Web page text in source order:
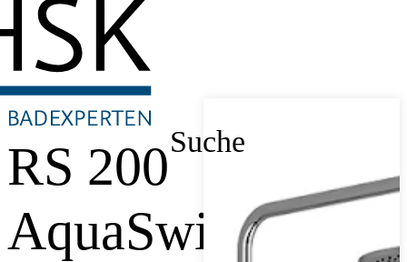
Suche
RS 200
AquaSwitch